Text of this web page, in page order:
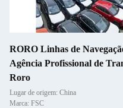
RORO Linhas de
Agência Profissional de
Roro
Lugar de origem: China
Marca: FSC